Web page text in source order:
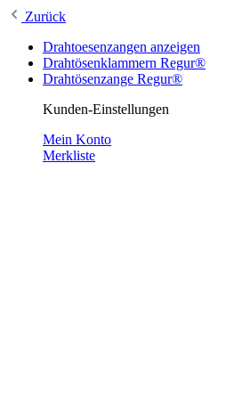
Zurück
Drahtoesenzangen anzeigen
Drahtösenklammern Regur®
Drahtösenzange Regur®
Kunden-Einstellungen
Mein Konto
Merkliste